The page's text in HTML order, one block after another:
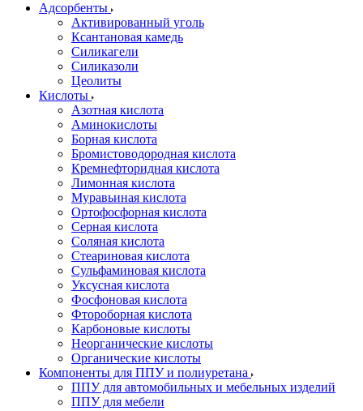
Адсорбенты
Активированный уголь
Ксантановая камедь
Силикагели
Силиказоли
Цеолиты
Кислоты
Азотная кислота
Аминокислоты
Борная кислота
Бромистоводородная кислота
Кремнефторидная кислота
Лимонная кислота
Муравьиная кислота
Ортофосфорная кислота
Серная кислота
Соляная кислота
Стеариновая кислота
Сульфаминовая кислота
Уксусная кислота
Фосфоновая кислота
Фтороборная кислота
Карбоновые кислоты
Неорганические кислоты
Органические кислоты
Компоненты для ППУ и полиуретана
ППУ для автомобильных и мебельных изделий
ППУ для мебели